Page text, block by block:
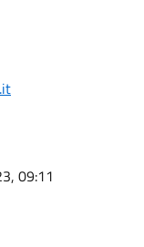
09:11